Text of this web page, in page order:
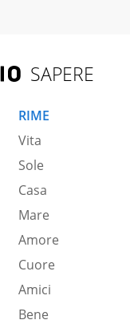
SAPERE
RIME
Vita
Sole
Casa
Mare
Amore
Cuore
Amici
Bene